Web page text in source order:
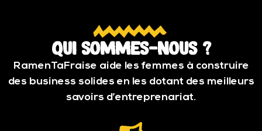
Qui sommes-nous ?
RamenTaFraise aide les femmes à construire
des business solides en les dotant des meilleurs
savoirs d’entreprenariat.